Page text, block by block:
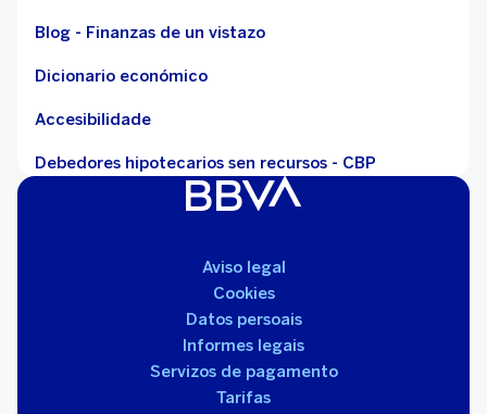
Blog - Finanzas de un vistazo
Dicionario económico
Accesibilidade
Debedores hipotecarios sen recursos - CBP
Aviso legal
Cookies
Datos persoais
Informes legais
Servizos de pagamento
Tarifas